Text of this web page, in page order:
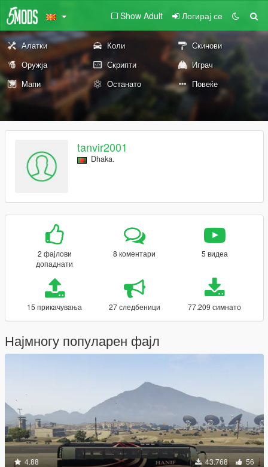
Show Adult Логирај се
Алатки Коли
Скинови
Оружја
Скрипти
Играч
Мапи
Останато Повеќе
tanvir2001
Dhaka.
2 фајлови
допаднати
8 коментари 5 видеа
15 прикачувања 27 следбеници 77.209 симнато
Најмногу популарен фајл
4.88 43.768 56